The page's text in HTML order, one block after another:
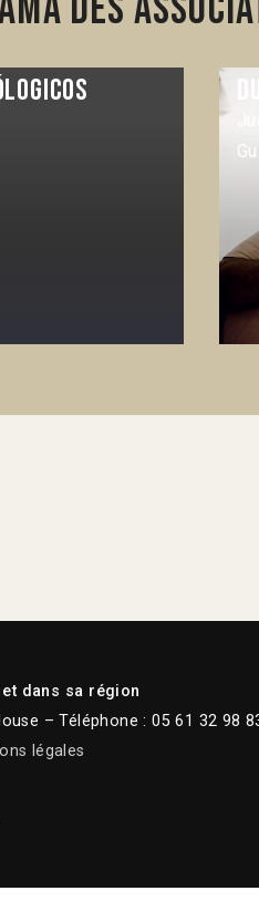
dans sa région
– Téléphone : 05 61 32 98
légales